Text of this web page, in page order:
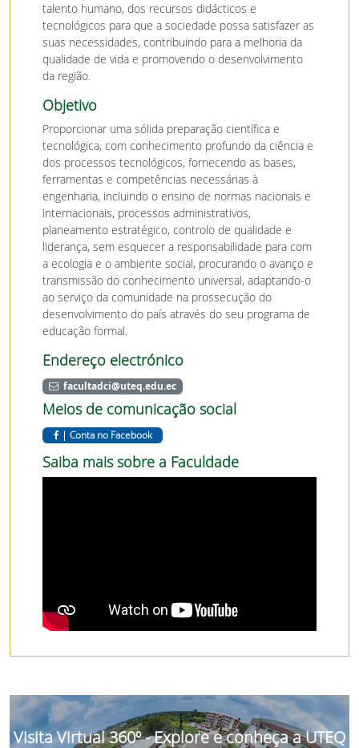
talento humano, dos recursos didácticos e
tecnológicos para que a sociedade possa satisfazer as
suas necessidades, contribuindo para a melhoria da
qualidade de vida e promovendo o desenvolvimento
da região.
Objetivo
Proporcionar uma sólida preparação científica e
tecnológica, com conhecimento profundo da ciência e
dos processos tecnológicos, fornecendo as bases,
ferramentas e competências necessárias à
engenharia, incluindo o ensino de normas nacionais e
internacionais, processos administrativos,
planeamento estratégico, controlo de qualidade e
liderança, sem esquecer a responsabilidade para com
a ecologia e o ambiente social, procurando o avanço e
transmissão do conhecimento universal, adaptando-o
ao serviço da comunidade na prossecução do
desenvolvimento do país através do seu programa de
educação formal.
Endereço electrónico
facultadci@uteq.edu.ec
Meios de comunicação social
| Conta no Facebook
Saiba mais sobre a Faculdade
Visita Virtual 360º - Explore e conheça a UTEQ